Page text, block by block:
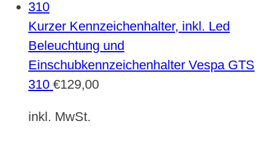
Kurzer Kennzeichenhalter, inkl. Led
Beleuchtung und
Einschubkennzeichenhalter Vespa GTS
310 €129,00
inkl. MwSt.